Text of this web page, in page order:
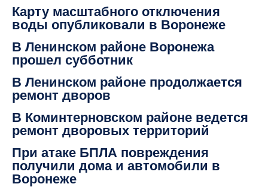
Карту масштабного отключения
воды опубликовали в Воронеже
В Ленинском районе Воронежа
прошел субботник
В Ленинском районе продолжается
ремонт дворов
В Коминтерновском районе ведется
ремонт дворовых территорий
При атаке БПЛА повреждения
получили дома и автомобили в
Воронеже